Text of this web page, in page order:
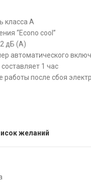
класса А
“Econo cool”
дБ (А)
автоматического
1 час
после сбоя
желаний